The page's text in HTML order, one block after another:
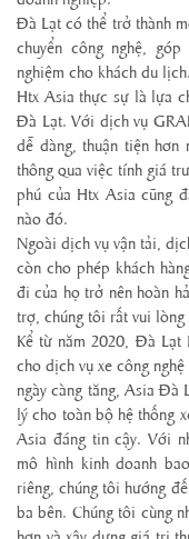
Đà Lạt có thể trở thành
chuyển công nghệ,
nghiệm cho khách du lịch.
Htx Asia thực sự là lựa
Đà Lạt. Với dịch vụ
dễ dàng, thuận tiện
thông qua việc tính giá
phú của Htx Asia cũng
nào đó.
Ngoài dịch vụ vận tải,
còn cho phép khách
đi của họ trở nên hoàn
trợ, chúng tôi rất vui
Kể từ năm 2020, Đà
cho dịch vụ xe công
ngày càng tăng, Asia
lý cho toàn bộ hệ thống
Asia đáng tin cậy. Với
mô hình kinh doanh
riêng, chúng tôi hướng
ba bên. Chúng tôi cùng